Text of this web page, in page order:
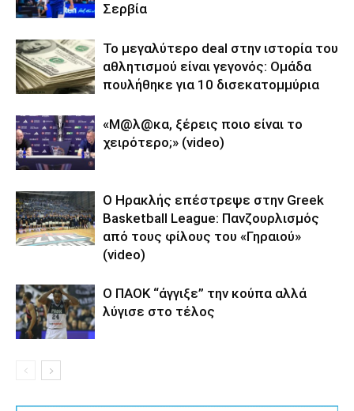
Σερβία
Το μεγαλύτερο deal στην ιστορία του
αθλητισμού είναι γεγονός: Ομάδα
πουλήθηκε για 10 δισεκατομμύρια
«Μ@λ@κα, ξέρεις ποιο είναι το
χειρότερο;» (video)
Ο Ηρακλής επέστρεψε στην Greek
Basketball League: Πανζουρλισμός
από τους φίλους του «Γηραιού»
(video)
Ο ΠΑΟΚ “άγγιξε” την κούπα αλλά
λύγισε στο τέλος